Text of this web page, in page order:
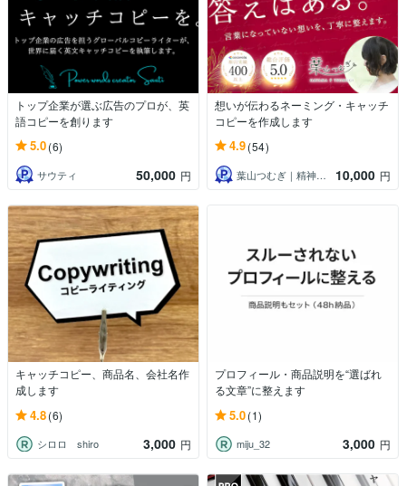
トップ企業が選ぶ広告のプロが、英
語コピーを創ります
5.0(6)
サウティ 50,000 円
想いが伝わるネーミング・キャッチ
コピーを作成します
4.9(54)
葉山つむぎ｜精神科看護師・書く人 10,000 円
キャッチコピー、商品名、会社名作
成します
4.8(6)
シロロ shiro 3,000 円
プロフィール・商品説明を“選ばれ
る文章”に整えます
5.0(1)
miju_32 3,000 円